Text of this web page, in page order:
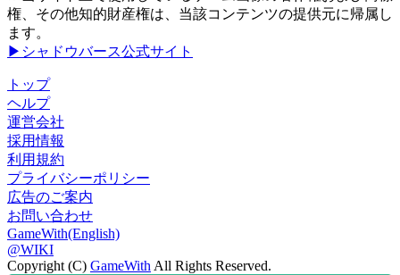
権、その他知的財産権は、当該コンテンツの提供元に帰属し
ます。
▶シャドウバース公式サイト
トップ
ヘルプ
運営会社
採用情報
利用規約
プライバシーポリシー
広告のご案内
お問い合わせ
GameWith(English)
@WIKI
Copyright (C) GameWith All Rights Reserved.